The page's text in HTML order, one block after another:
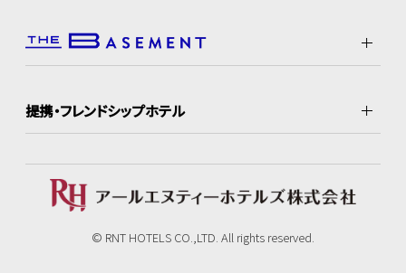
提携・フレンドシップホテル
© RNT HOTELS CO.,LTD. All rights reserved.